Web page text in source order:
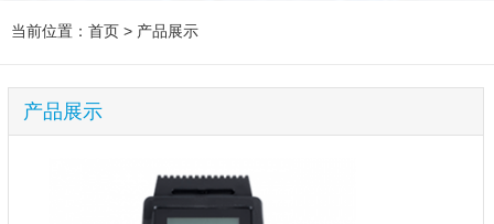
当前位置： 首页 > 产品展示
产品展示